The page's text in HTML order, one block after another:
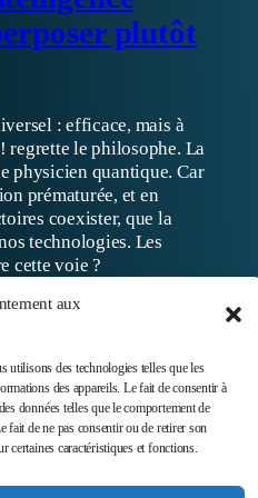
aux
utilisons des technologies telles que les
des appareils. Le fait de consentir à
données telles que le comportement de
de ne pas consentir ou de retirer son
certaines caractéristiques et fonctions.
plutôt
: efficace, mais à
regrette le philosophe. La
physicien quantique. Car
prématurée, et en
coexister, que la
technologies. Les
cette voie ?
voix à ce Newsletter